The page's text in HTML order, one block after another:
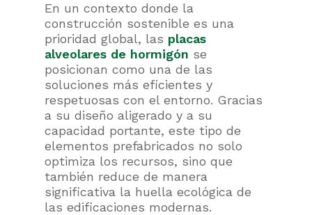
En un contexto donde la
construcción sostenible es una
prioridad global, las placas
alveolares de hormigón se
posicionan como una de las
soluciones más eficientes y
respetuosas con el entorno. Gracias
a su diseño aligerado y a su
capacidad portante, este tipo de
elementos prefabricados no solo
optimiza los recursos, sino que
también reduce de manera
significativa la huella ecológica de
las edificaciones modernas.